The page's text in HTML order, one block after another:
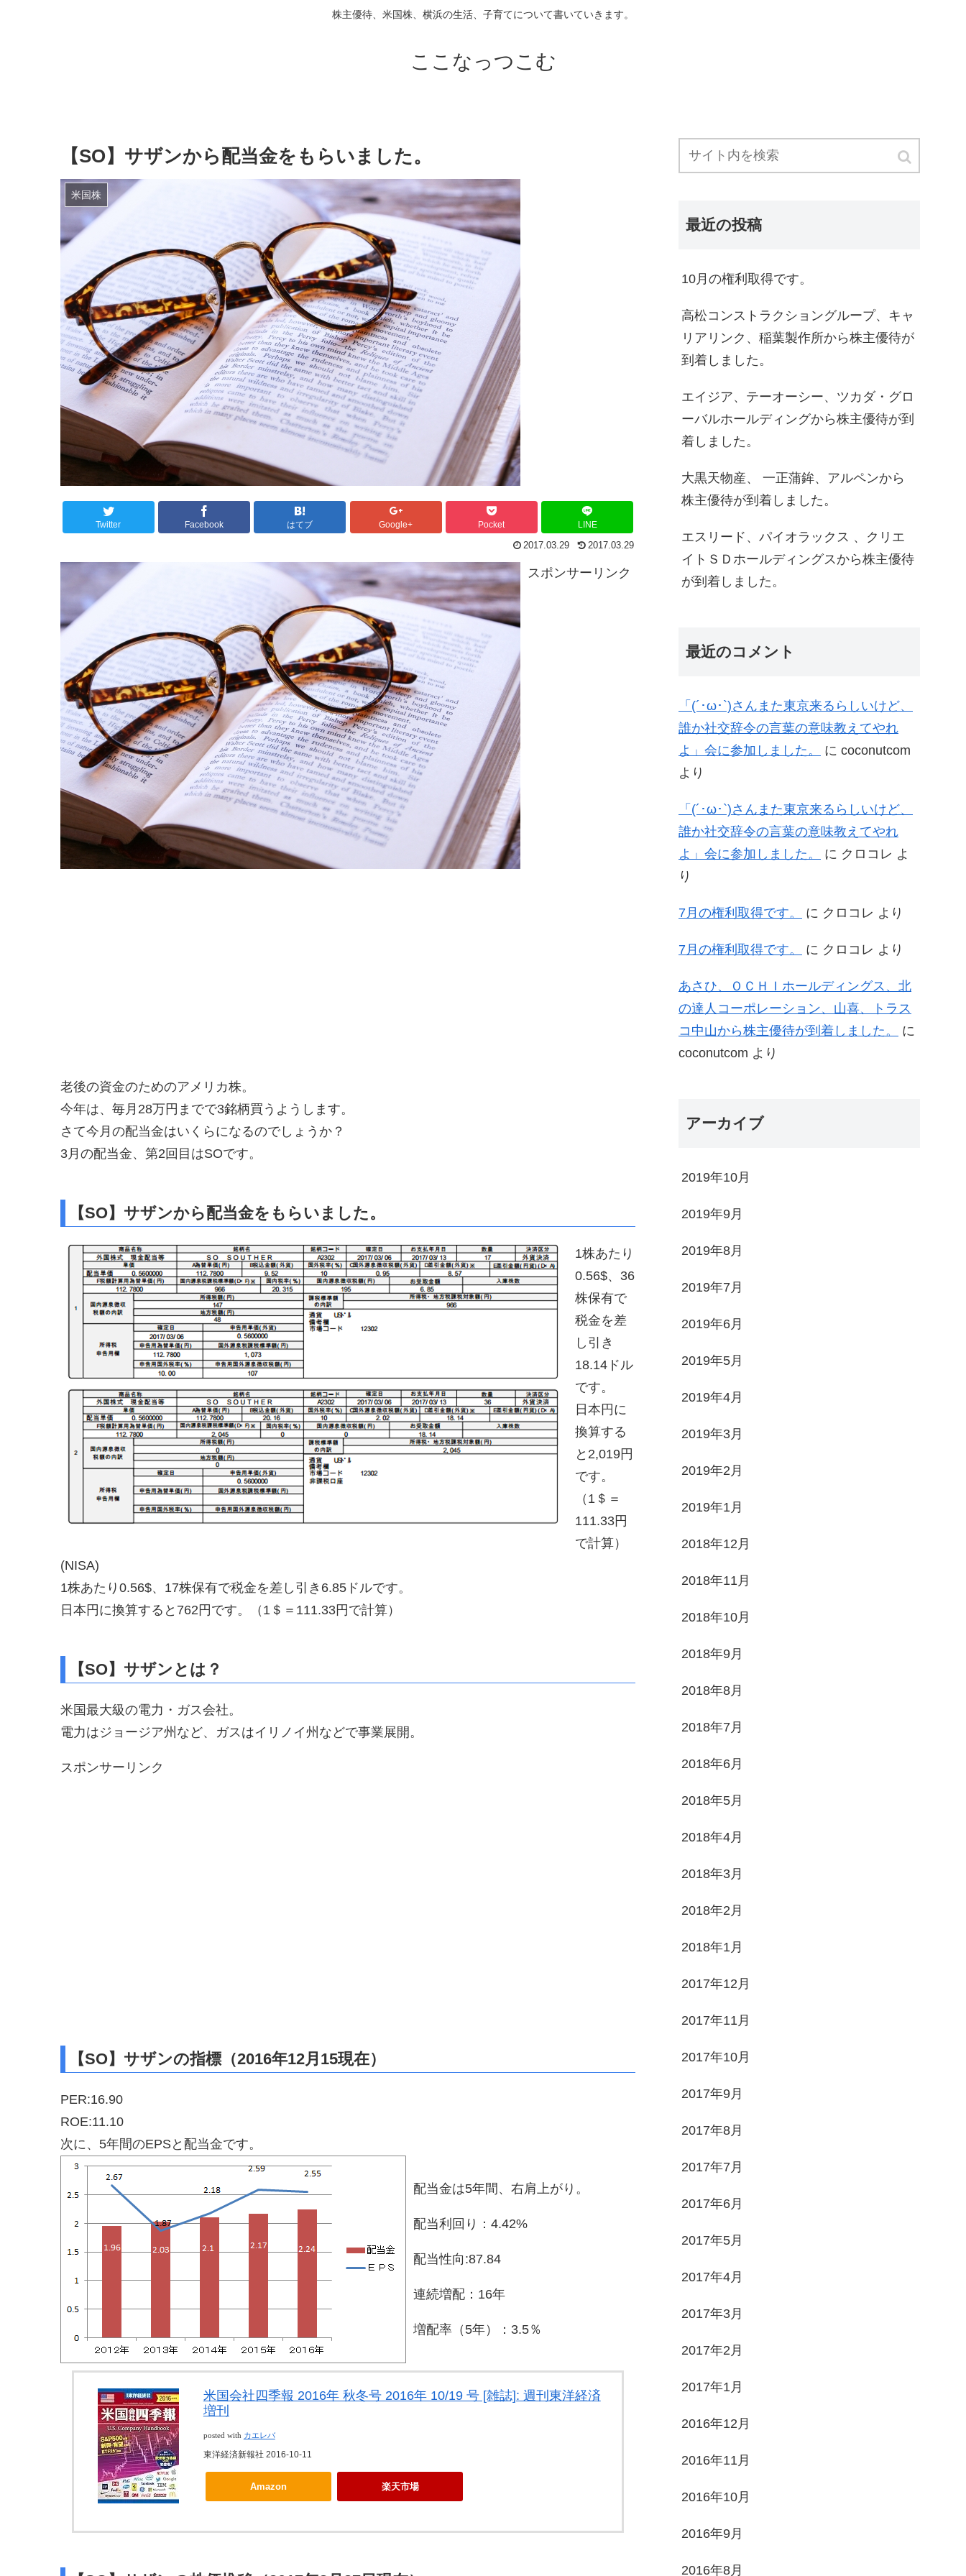
株主優待、米国株、横浜の生活、子育てについて書いていきます。
ここなっつこむ
【SO】サザンから配当金をもらいました。
米国株
Twitter Facebook はてブ Google+ Pocket LINE
2017.03.29 2017.03.29
スポンサーリンク
老後の資金のためのアメリカ株。
今年は、毎月28万円までで3銘柄買うようします。
さて今月の配当金はいくらになるのでしょうか？
3月の配当金、第2回目はSOです。
【SO】サザンから配当金をもらいました。
1株あたり
0.56$、36
株保有で
税金を差
し引き
18.14ドル
です。
日本円に
換算する
と2,019円
です。
（1＄＝
111.33円
で計算）
(NISA)
1株あたり0.56$、17株保有で税金を差し引き6.85ドルです。
日本円に換算すると762円です。（1＄＝111.33円で計算）
【SO】サザンとは？
米国最大級の電力・ガス会社。
電力はジョージア州など、ガスはイリノイ州などで事業展開。
スポンサーリンク
【SO】サザンの指標（2016年12月15現在）
PER:16.90
ROE:11.10
次に、5年間のEPSと配当金です。
配当金は5年間、右肩上がり。
配当利回り：4.42%
配当性向:87.84
連続増配：16年
増配率（5年）：3.5％
米国会社四季報 2016年 秋冬号 2016年 10/19 号 [雑誌]: 週刊東洋経済
増刊
posted with カエレバ
東洋経済新報社 2016-10-11
Amazon 楽天市場
最近の投稿
10月の権利取得です。
高松コンストラクショングループ、キャ
リアリンク、稲葉製作所から株主優待が
到着しました。
エイジア、テーオーシー、ツカダ・グロ
ーバルホールディングから株主優待が到
着しました。
大黒天物産、 一正蒲鉾、アルペンから
株主優待が到着しました。
エスリード、パイオラックス 、クリエ
イトＳＤホールディングスから株主優待
が到着しました。
最近のコメント
「(´･ω･`)さんまた東京来るらしいけど、
誰か社交辞令の言葉の意味教えてやれ
よ」会に参加しました。
に coconutcom
より
「(´･ω･`)さんまた東京来るらしいけど、
誰か社交辞令の言葉の意味教えてやれ
よ」会に参加しました。
に クロコレ よ
り
7月の権利取得です。 に クロコレ より
7月の権利取得です。 に クロコレ より
あさひ、ＯＣＨＩホールディングス、北
の達人コーポレーション、山喜、トラス
コ中山から株主優待が到着しました。
に
coconutcom より
アーカイブ
2019年10月
2019年9月
2019年8月
2019年7月
2019年6月
2019年5月
2019年4月
2019年3月
2019年2月
2019年1月
2018年12月
2018年11月
2018年10月
2018年9月
2018年8月
2018年7月
2018年6月
2018年5月
2018年4月
2018年3月
2018年2月
2018年1月
2017年12月
2017年11月
2017年10月
2017年9月
2017年8月
2017年7月
2017年6月
2017年5月
2017年4月
2017年3月
2017年2月
2017年1月
2016年12月
2016年11月
2016年10月
2016年9月
2016年8月